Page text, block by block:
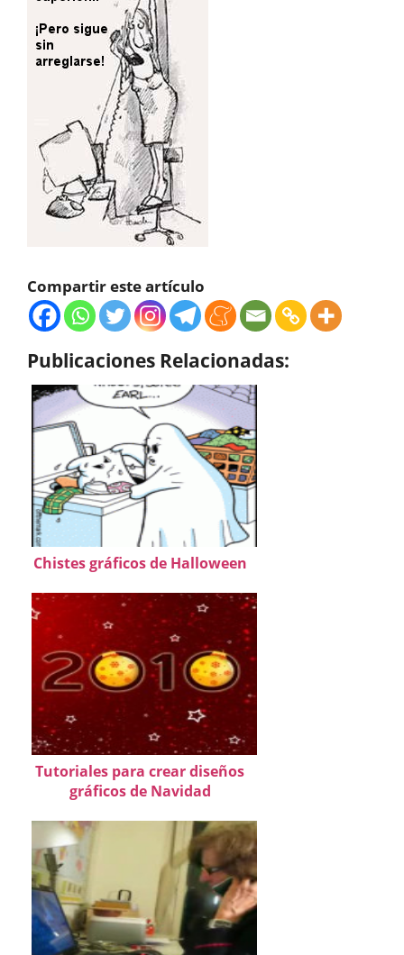
Compartir este artículo
Publicaciones Relacionadas:
Chistes gráficos de Halloween
Tutoriales para crear diseños
gráficos de Navidad